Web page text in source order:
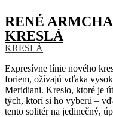
RENÉ
KRESLÁ
KRESLÁ
Expresívne línie nového
foriem, ožívajú vďaka
Meridiani. Kreslo, ktoré je
tých, ktorí si ho vyberú –
tento solitér na jedinečný,